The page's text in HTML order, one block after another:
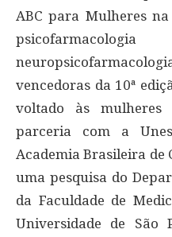
ABC para Mulheres
vencedoras da 10ª
voltado às mulheres
parceria com a
Academia Brasileira de
uma pesquisa do
da Faculdade de
Universidade de São